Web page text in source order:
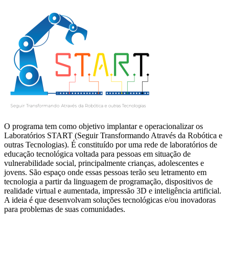
O programa tem como objetivo implantar e operacionalizar os
Laboratórios START (Seguir Transformando Através da Robótica e
outras Tecnologias). É constituído por uma rede de laboratórios de
educação tecnológica voltada para pessoas em situação de
vulnerabilidade social, principalmente crianças, adolescentes e
jovens. São espaço onde essas pessoas terão seu letramento em
tecnologia a partir da linguagem de programação, dispositivos de
realidade virtual e aumentada, impressão 3D e inteligência artificial.
A ideia é que desenvolvam soluções tecnológicas e/ou inovadoras
para problemas de suas comunidades.